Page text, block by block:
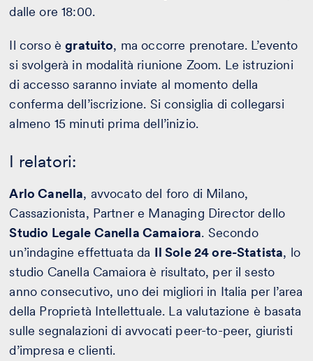
dalle ore 18:00.
Il corso ègratuito, ma occorre prenotare. L’evento
si svolgerà in modalità riunione Zoom. Le istruzioni
di accesso saranno inviate al momento della
conferma dell’iscrizione. Si consiglia di collegarsi
almeno 15 minuti prima dell’inizio.
I relatori:
Arlo Canella, avvocato del foro di Milano,
Cassazionista, Partner e Managing Director dello
Studio Legale Canella Camaiora. Secondo
un’indagine effettuata da Il Sole 24 ore-Statista, lo
studio Canella Camaiora è risultato, per il sesto
anno consecutivo, uno dei migliori in Italia per l’area
della Proprietà Intellettuale. La valutazione è basata
sulle segnalazioni di avvocati peer-to-peer, giuristi
d’impresa e clienti.